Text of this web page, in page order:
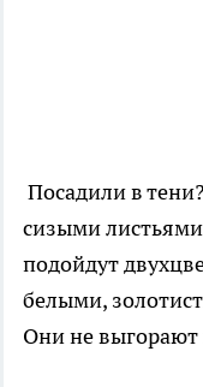
Посадили в
сизыми
подойдут
белыми,
Они не